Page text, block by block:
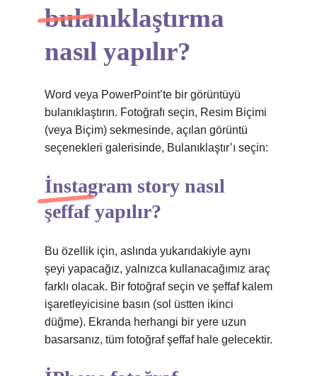
bulanıklaştırma
nasıl yapılır?
Word veya PowerPoint’te bir görüntüyü
bulanıklaştırın. Fotoğrafı seçin, Resim Biçimi
(veya Biçim) sekmesinde, açılan görüntü
seçenekleri galerisinde, Bulanıklaştır’ı seçin:
İnstagram story nasıl
şeffaf yapılır?
Bu özellik için, aslında yukarıdakiyle aynı
şeyi yapacağız, yalnızca kullanacağımız araç
farklı olacak. Bir fotoğraf seçin ve şeffaf kalem
işaretleyicisine basın (sol üstten ikinci
düğme). Ekranda herhangi bir yere uzun
basarsanız, tüm fotoğraf şeffaf hale gelecektir.